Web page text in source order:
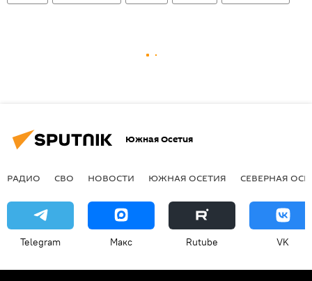
Южная Осетия
РАДИО СВО НОВОСТИ ЮЖНАЯ ОСЕТИЯ СЕВЕРНАЯ
Telegram Макс Rutube VK